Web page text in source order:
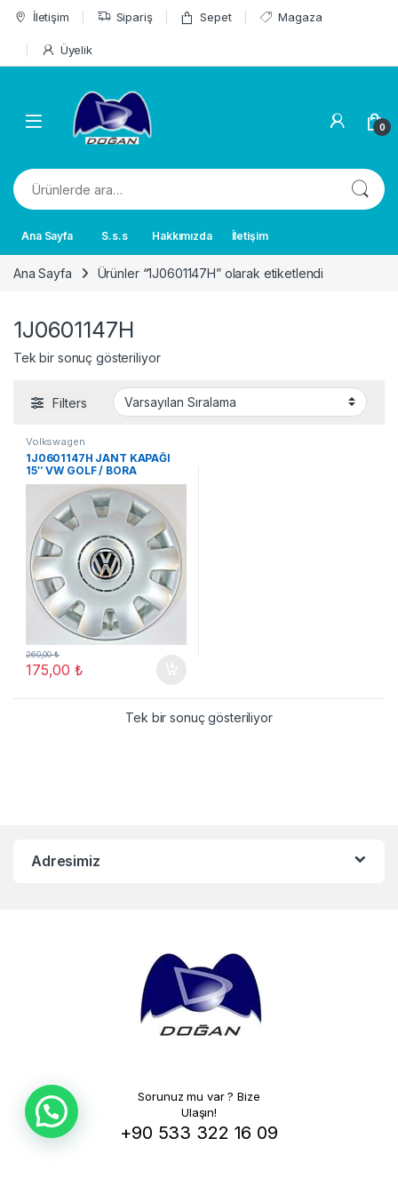
Skip to navigation
Skip to content
İletişim Sipariş Sepet Magaza
Üyelik
0
Ara:
Ana Sayfa S.s.s Hakkımızda İletişim
Ana Sayfa Ürünler “1J0601147H” olarak etiketlendi
1J0601147H
Tek bir sonuç gösteriliyor
Filters
Volkswagen
1J0601147H JANT KAPAĞI
15″ VW GOLF / BORA
175,00₺
260,00₺
Tek bir sonuç gösteriliyor
Adresimiz
Sorunuz mu var ? Bize
Ulaşın!
+90 533 322 16 09